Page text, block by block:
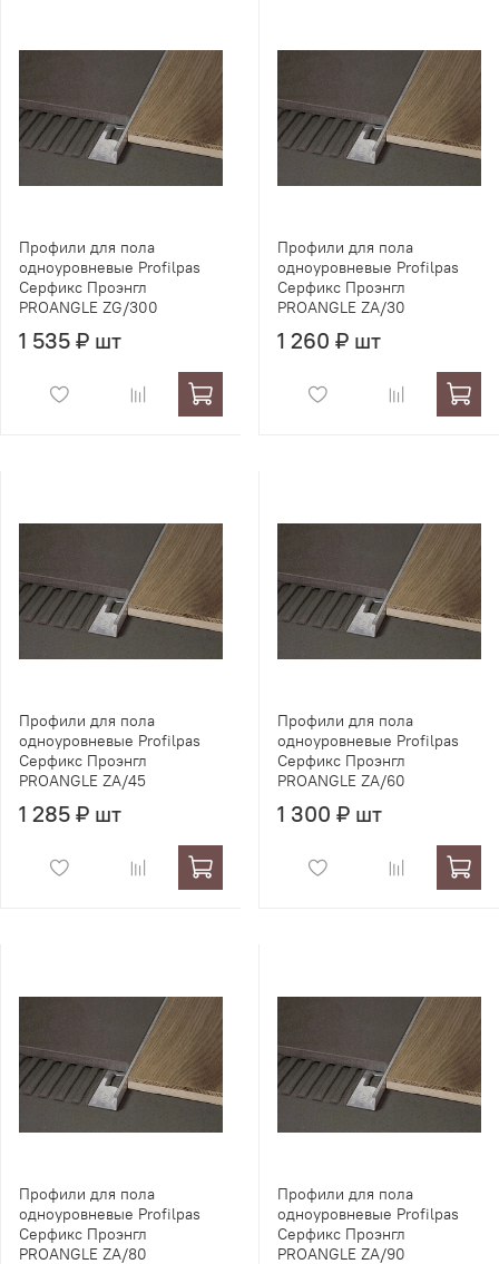
Профили для пола
одноуровневые Profilpas
Серфикс Проэнгл
PROANGLE ZG/300
1 535 ₽ шт
Профили для пола
одноуровневые Profilpas
Серфикс Проэнгл
PROANGLE ZA/30
1 260 ₽ шт
Профили для пола
одноуровневые Profilpas
Серфикс Проэнгл
PROANGLE ZA/45
1 285 ₽ шт
Профили для пола
одноуровневые Profilpas
Серфикс Проэнгл
PROANGLE ZA/60
1 300 ₽ шт
Профили для пола
одноуровневые Profilpas
Серфикс Проэнгл
PROANGLE ZA/80
Профили для пола
одноуровневые Profilpas
Серфикс Проэнгл
PROANGLE ZA/90